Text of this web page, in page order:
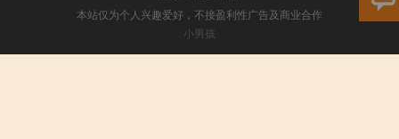
本站仅为个人兴趣爱好，不接盈利性广告及商业合作
小男孩